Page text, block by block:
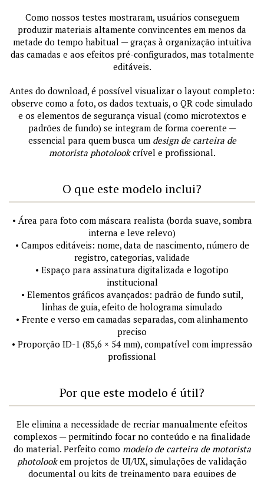
Como nossos testes mostraram, usuários conseguem
produzir materiais altamente convincentes em menos da
metade do tempo habitual — graças à organização intuitiva
das camadas e aos efeitos pré-configurados, mas totalmente
editáveis.
Antes do download, é possível visualizar o layout completo:
observe como a foto, os dados textuais, o QR code simulado
e os elementos de segurança visual (como microtextos e
padrões de fundo) se integram de forma coerente —
essencial para quem busca um design de carteira de
motorista photolookcrível e profissional.
O que este modelo inclui?
• Área para foto com máscara realista (borda suave, sombra
interna e leve relevo)
• Campos editáveis: nome, data de nascimento, número de
registro, categorias, validade
• Espaço para assinatura digitalizada e logotipo
institucional
• Elementos gráficos avançados: padrão de fundo sutil,
linhas de guia, efeito de holograma simulado
• Frente e verso em camadas separadas, com alinhamento
preciso
• Proporção ID-1 (85,6 × 54 mm), compatível com impressão
profissional
Por que este modelo é útil?
Ele elimina a necessidade de recriar manualmente efeitos
complexos — permitindo focar no conteúdo e na finalidade
do material. Perfeito como modelo de carteira de motorista
photolookem projetos de UI/UX, simulações de validação
documental ou kits de treinamento para equipes de